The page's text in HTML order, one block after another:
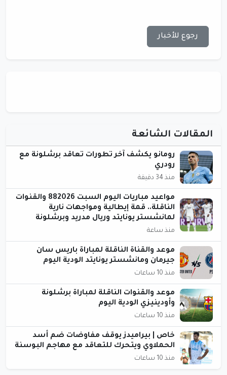
رجوع للأخبار
المقالات الشائعة
رومانو يكشف آخر تطورات تعاقد برشلونة مع
رودري
منذ 34 دقيقة
مواعيد مباريات اليوم السبت 882026 والقنوات
الناقلة.. قمة إيطالية ومواجهات نارية
لمانشستر يونايتد وريال مدريد وبرشلونة
منذ ساعة
موعد والقناة الناقلة لمباراة باريس سان
جيرمان ومانشستر يونايتد الودية اليوم
منذ 10 ساعات
موعد والقنوات الناقلة لمباراة برشلونة
وأودينيزي الودية اليوم
منذ 10 ساعات
خاص | بيراميدز يوقف مفاوضات ضم أسد
الحملاوي ويتحرك للتعاقد مع مهاجم البوسنة
منذ 10 ساعات